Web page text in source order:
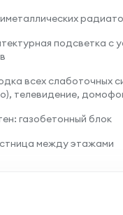
подсветка с
всех слаботочных
телевидение,
газобетонный блок
между этажами